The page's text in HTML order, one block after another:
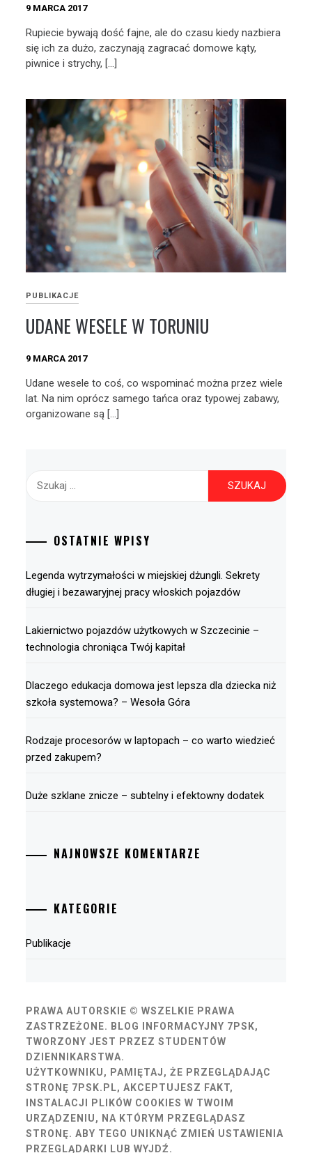
9 MARCA 2017
Rupiecie bywają dość fajne, ale do czasu kiedy nazbiera
się ich za dużo, zaczynają zagracać domowe kąty,
piwnice i strychy, […]
PUBLIKACJE
UDANE WESELE W TORUNIU
9 MARCA 2017
Udane wesele to coś, co wspominać można przez wiele
lat. Na nim oprócz samego tańca oraz typowej zabawy,
organizowane są […]
OSTATNIE WPISY
Legenda wytrzymałości w miejskiej dżungli. Sekrety
długiej i bezawaryjnej pracy włoskich pojazdów
Lakiernictwo pojazdów użytkowych w Szczecinie –
technologia chroniąca Twój kapitał
Dlaczego edukacja domowa jest lepsza dla dziecka niż
szkoła systemowa? – Wesoła Góra
Rodzaje procesorów w laptopach – co warto wiedzieć
przed zakupem?
Duże szklane znicze – subtelny i efektowny dodatek
NAJNOWSZE KOMENTARZE
KATEGORIE
Publikacje
PRAWA AUTORSKIE © WSZELKIE PRAWA
ZASTRZEŻONE. BLOG INFORMACYJNY 7PSK,
TWORZONY JEST PRZEZ STUDENTÓW
DZIENNIKARSTWA.
UŻYTKOWNIKU, PAMIĘTAJ, ŻE PRZEGLĄDAJĄC
STRONĘ 7PSK.PL, AKCEPTUJESZ FAKT,
INSTALACJI PLIKÓW COOKIES W TWOIM
URZĄDZENIU, NA KTÓRYM PRZEGLĄDASZ
STRONĘ. ABY TEGO UNIKNĄĆ ZMIEŃ USTAWIENIA
PRZEGLĄDARKI LUB WYJDŹ.